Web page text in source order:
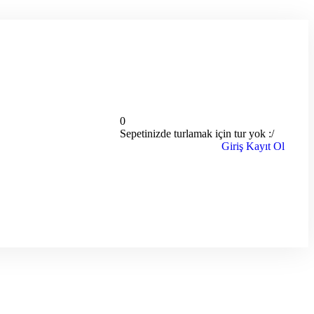
0
Sepetinizde turlamak için tur yok :/
Giriş Kayıt Ol